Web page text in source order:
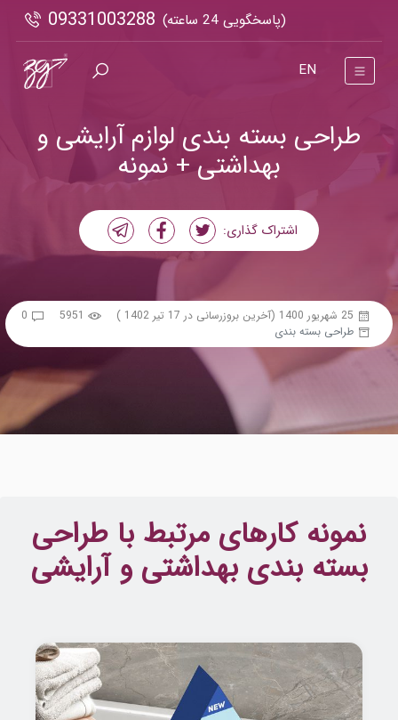
(پاسخگویی 24 ساعته) 09331003288
EN
طراحی بسته بندی لوازم آرایشی و
بهداشتی + نمونه
اشتراک گذاری:
25 شهریور 1400 (آخرین بروزرسانی در 17 تیر 1402 ) 5951
0
طراحی بسته بندی
نمونه کارهای مرتبط با طراحی
بسته بندی بھداشتی و آرایشی